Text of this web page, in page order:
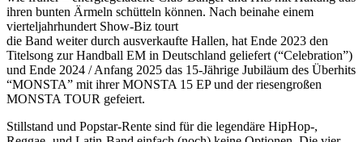
ihren bunten Ärmeln schütteln können. Nach beinahe einem
vierteljahrhundert Show-Biz tourt
die Band weiter durch ausverkaufte Hallen, hat Ende 2023 den
Titelsong zur Handball EM in Deutschland geliefert (“Celebration”)
und Ende 2024 / Anfang 2025 das 15-Jährige Jubiläum des Überhits
“MONSTA” mit ihrer MONSTA 15 EP und der riesengroßen
MONSTA TOUR gefeiert.
Stillstand und Popstar-Rente sind für die legendäre HipHop-,